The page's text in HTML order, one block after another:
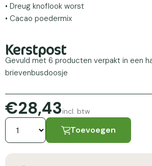
• Dreug knoflook worst
• Cacao poedermix
Kerstpost
Gevuld met 6 producten verpakt in een
brievenbusdoosje
€28,43incl. btw
Toevoegen